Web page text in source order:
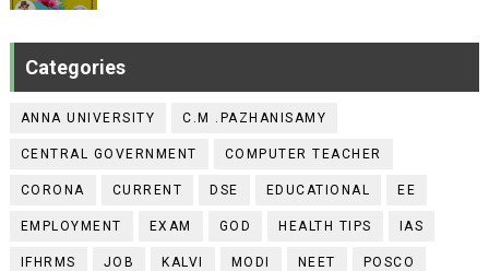
Categories
ANNA UNIVERSITY C.M .PAZHANISAMY
CENTRAL GOVERNMENT COMPUTER TEACHER
CORONA CURRENT DSE EDUCATIONAL EE
EMPLOYMENT EXAM GOD HEALTH TIPS IAS
IFHRMS JOB KALVI MODI NEET POSCO